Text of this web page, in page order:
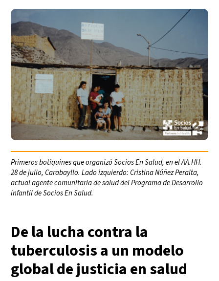
Primeros botiquines que organizó Socios En Salud, en el AA.HH.
28 de julio, Carabayllo. Lado izquierdo: Cristina Núñez Peralta,
actual agente comunitaria de salud del Programa de Desarrollo
infantil de Socios En Salud.
De la lucha contra la
tuberculosis a un modelo
global de justicia en salud